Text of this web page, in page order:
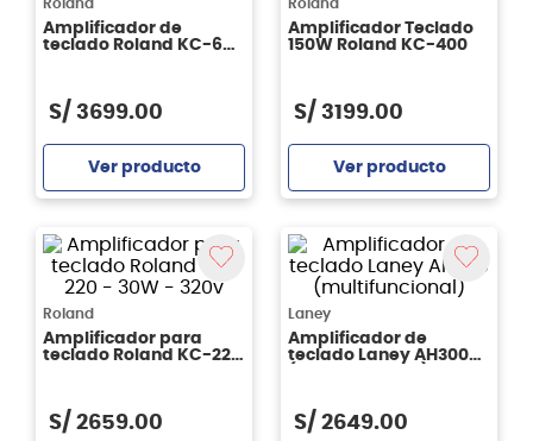
Roland
Amplificador de
teclado Roland KC-600
S/ 3699.00
Ver producto
Roland
Amplificador Teclado
150W Roland KC-400
S/ 3199.00
Ver producto
Roland
Amplificador para
teclado Roland KC-220
S/ 2659.00
Laney
Amplificador de
teclado Laney AH300
S/ 2649.00